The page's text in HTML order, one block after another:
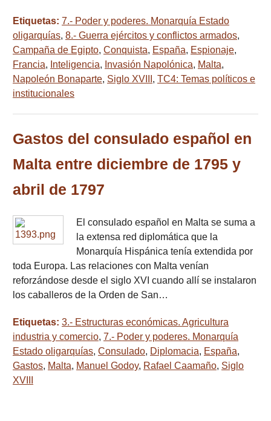
Etiquetas: 7.- Poder y poderes. Monarquía Estado
oligarquías, 8.- Guerra ejércitos y conflictos armados,
Campaña de Egipto, Conquista, España, Espionaje,
Francia, Inteligencia, Invasión Napolónica, Malta,
Napoleón Bonaparte, Siglo XVIII , TC4: Temas políticos e
institucionales
Gastos del consulado español en
Malta entre diciembre de 1795 y
abril de 1797
El consulado español en Malta se suma a
la extensa red diplomática que la
Monarquía Hispánica tenía extendida por
toda Europa. Las relaciones con Malta venían
reforzándose desde el siglo XVI cuando allí se instalaron
los caballeros de la Orden de San…
Etiquetas: 3.- Estructuras económicas. Agricultura
industria y comercio, 7.- Poder y poderes. Monarquía
Estado oligarquías, Consulado, Diplomacia, España,
Gastos, Malta, Manuel Godoy, Rafael Caamaño, Siglo
XVIII